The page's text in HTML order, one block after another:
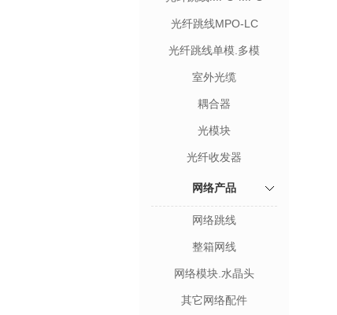
光纤跳线MPO-LC
光纤跳线单模.多模
室外光缆
耦合器
光模块
光纤收发器
网络产品
网络跳线
整箱网线
网络模块.水晶头
其它网络配件